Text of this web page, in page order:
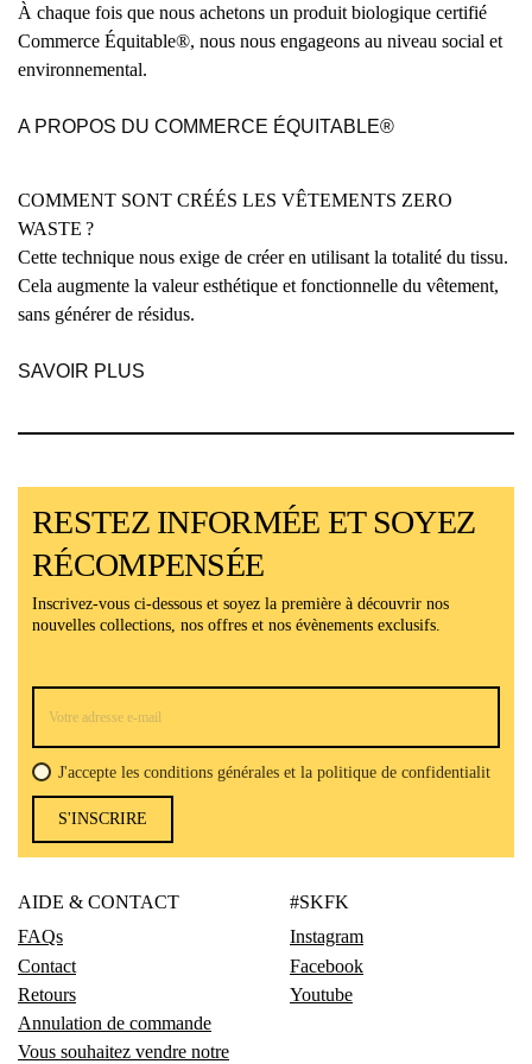
À chaque fois que nous achetons un produit biologique certifié
Commerce Équitable®, nous nous engageons au niveau social et
environnemental.
A PROPOS DU COMMERCE ÉQUITABLE®
COMMENT SONT CRÉÉS LES VÊTEMENTS ZERO
WASTE ?
Cette technique nous exige de créer en utilisant la totalité du tissu.
Cela augmente la valeur esthétique et fonctionnelle du vêtement,
sans générer de résidus.
SAVOIR PLUS
RESTEZ INFORMÉE ET SOYEZ
RÉCOMPENSÉE
Inscrivez-vous ci-dessous et soyez la première à découvrir nos
nouvelles collections, nos offres et nos évènements exclusifs.
J'accepte les conditions générales et la politique de confidentialit
S'INSCRIRE
AIDE & CONTACT
FAQs
Contact
Retours
Annulation de commande
Vous souhaitez vendre notre
#SKFK
Instagram
Facebook
Youtube